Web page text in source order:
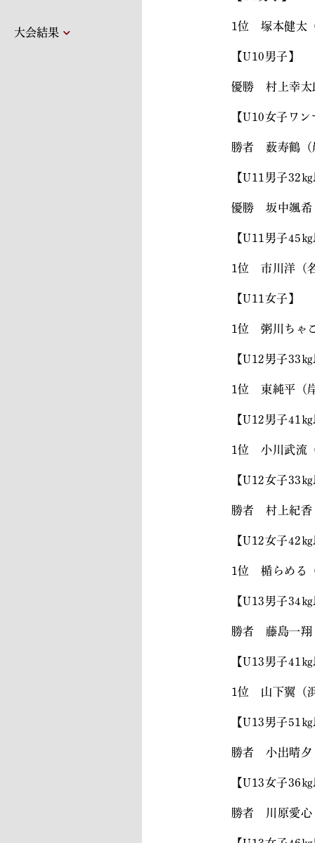
大会結果
1位 塚本健太
【U10男子】
優勝 村上幸
【U10女子ワ
勝者 薮寿鶴（
【U11男子32
優勝 坂中颯
【U11男子45
1位 市川洋
【U11女子】
1位 粥川ちゃ
【U12男子33
1位 東純平
【U12男子41
1位 小川武流
【U12女子33
勝者 村上紀香
【U12女子42
1位 楯らめる
【U13男子34
勝者 藤島一翔
【U13男子41
1位 山下翼（
【U13男子51
勝者 小出晴夕
【U13女子36
勝者 川原愛心